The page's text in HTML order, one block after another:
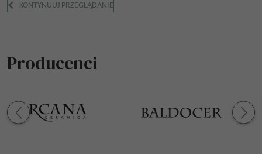
KONTYNUUJ PRZEGLĄDANIE
Producenci